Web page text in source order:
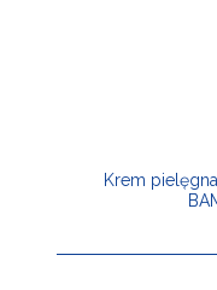
Krem